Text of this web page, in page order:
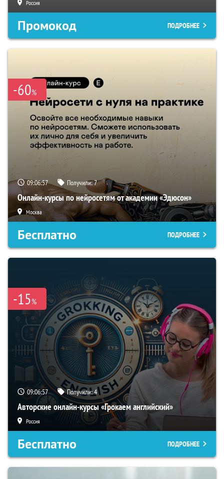
Россия
Промокод ПОДРОБНЕЕ
-60%
09:06:56 Получили:7
Онлайн-курсы по нейросетям от академии «Эдюсон»
Москва
Бесплатно ПОДРОБНЕЕ
-15%
09:06:56 Получили:4
Авторские онлайн-курсы «Грокаем английский»
Россия
Бесплатно ПОДРОБНЕЕ